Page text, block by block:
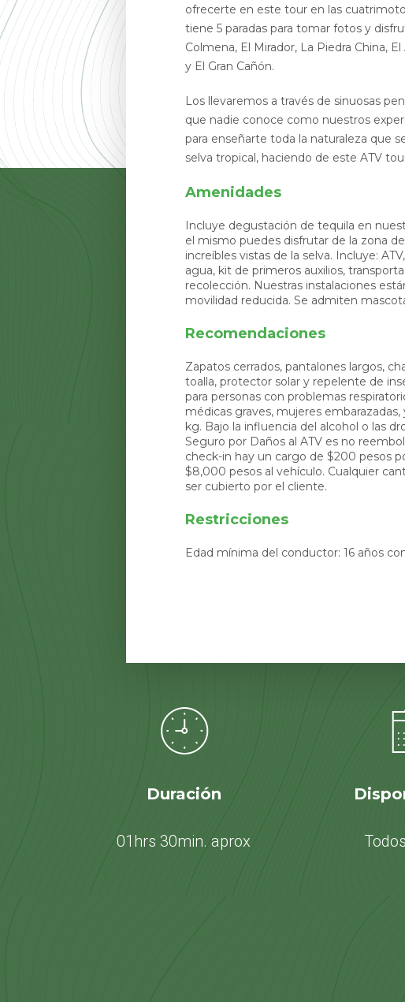
ofrecerte en este tour en las
tiene 5 paradas para tomar fotos y
Colmena, El Mirador, La Piedra China,
y El Gran Cañón.
Los llevaremos a través de sinuosas
que nadie conoce como nuestros
para enseñarte toda la naturaleza que
selva tropical, haciendo de este ATV
Amenidades
Incluye degustación de tequila en
el mismo puedes disfrutar de la zona
increíbles vistas de la selva. Incluye:
agua, kit de primeros auxilios,
recolección. Nuestras instalaciones
movilidad reducida. Se admiten
Recomendaciones
Zapatos cerrados, pantalones largos,
toalla, protector solar y repelente de
para personas con problemas
médicas graves, mujeres
kg. Bajo la influencia del alcohol o las
Seguro por Daños al ATV es no
check-in hay un cargo de $200 pesos
$8,000 pesos al vehículo. Cualquier
ser cubierto por el cliente.
Restricciones
Edad mínima del conductor: 16 años
Duración
01hrs 30min. aprox